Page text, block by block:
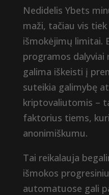
Nedidelis Ybets
maži, tačiau vis
išmokėjimų limitai.
programos dalyviai
galima iškeisti į
suteikia galimybę
kriptovaliutomis –
faktorius tiems,
anonimiškumu.
Tai reikalauja
išmokos
automatuose gali